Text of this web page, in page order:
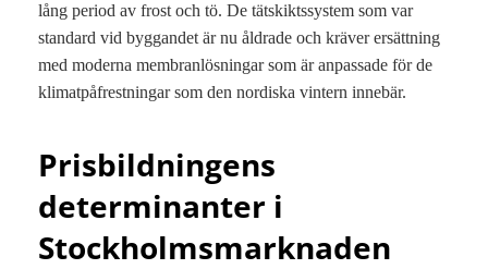
lång period av frost och tö. De tätskiktssystem som var
standard vid byggandet är nu åldrade och kräver ersättning
med moderna membranlösningar som är anpassade för de
klimatpåfrestningar som den nordiska vintern innebär.
Prisbildningens
determinanter i
Stockholmsmarknaden